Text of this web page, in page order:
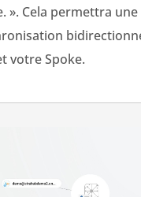
». Cela permettra une
votre Spoke.